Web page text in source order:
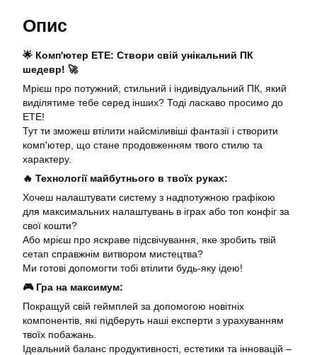
Опис
🌟 Комп'ютер ЕТЕ: Створи свій унікальний ПК
шедевр! 🚀
Мрієш про потужний, стильний і індивідуальний ПК, який
виділятиме тебе серед інших? Тоді ласкаво просимо до
ЕТЕ!
Тут ти зможеш втілити найсміливіші фантазії і створити
комп'ютер, що стане продовженням твого стилю та
характеру.
🔥 Технології майбутнього в твоїх руках:
Хочеш налаштувати систему з надпотужною графікою
для максимальних налаштувань в іграх або топ конфіг за
свої кошти?
Або мрієш про яскраве підсвічування, яке зробить твій
сетап справжнім витвором мистецтва?
Ми готові допомогти тобі втілити будь-яку ідею!
🎮 Гра на максимум:
Покращуй свій геймплей за допомогою новітніх
компонентів, які підберуть наші експерти з урахуванням
твоїх побажань.
Ідеальний баланс продуктивності, естетики та інновацій –